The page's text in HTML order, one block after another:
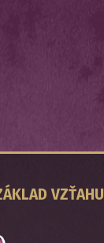
VZŤAHU